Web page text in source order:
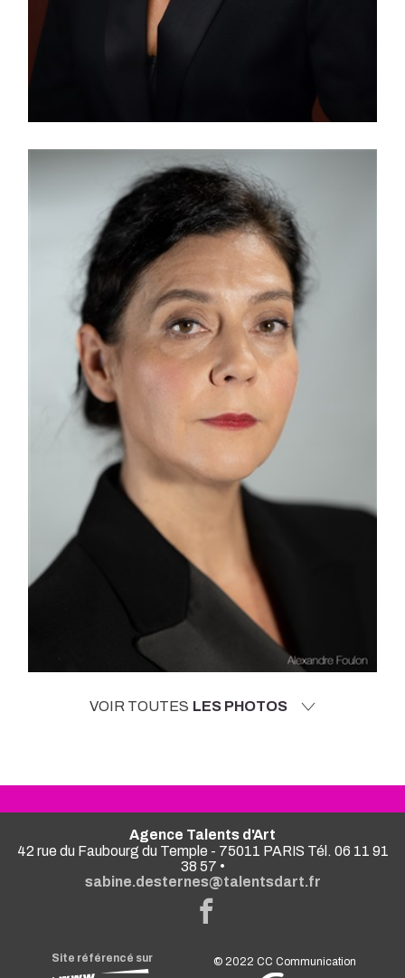
VOIR TOUTES LES PHOTOS
Agence Talents d'Art
42 rue du Faubourg du Temple - 75011 PARIS Tél. 06 11 91
38 57 •
sabine.desternes@talentsdart.fr
Site référencé sur © 2022CC Communication